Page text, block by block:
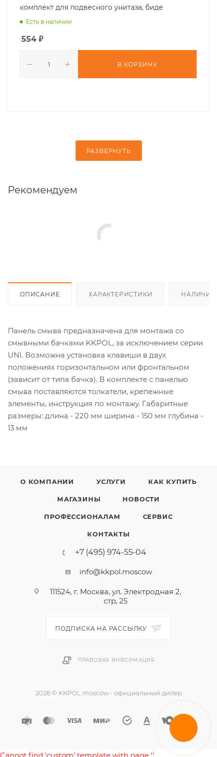
комплект для подвесного унитаза, биде
Есть в наличии
554 ₽
В КОРЗИНУ
РАЗВЕРНУТЬ
Рекомендуем
ОПИСАНИЕ ХАРАКТЕРИСТИКИ НАЛИЧИЕ
Панель смыва предназначена для монтажа со
смывными бачками KKPOL, за исключением серии
UNI. Возможна установка клавиши в двух
положениях горизонтальном или фронтальном
(зависит от типа бачка). В комплекте с панелью
смыва поставляются толкатели, крепежные
элементы, инструкция по монтажу. Габаритные
размеры: длина - 220 мм ширина - 150 мм глубина -
13 мм
О КОМПАНИИ УСЛУГИ КАК КУПИТЬ
МАГАЗИНЫ НОВОСТИ
ПРОФЕССИОНАЛАМ СЕРВИС
КОНТАКТЫ
+7 (495) 974-55-04
info@kkpol.moscow
111524, г. Москва, ул. Электродная 2,
стр, 25
ПОДПИСКА НА РАССЫЛКУ
ПРАВОВАЯ ИНФОРМАЦИЯ
2026 © KKPOL.moscow - официальный дилер